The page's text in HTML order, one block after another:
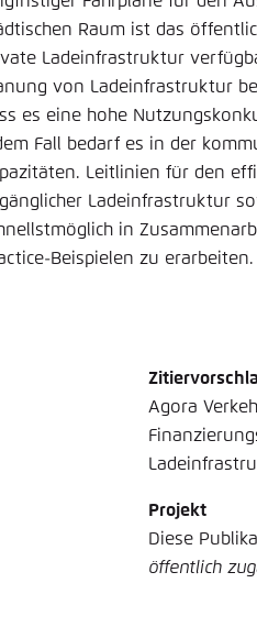
Raum ist das
Ladeinfrastruktur
von Ladeinfrastruktur
es eine hohe
Fall bedarf es in der
Leitlinien für den
Ladeinfrastruktur
in
Beispielen zu erarbeiten.
Agora
Projekt
Diese
öffentlich